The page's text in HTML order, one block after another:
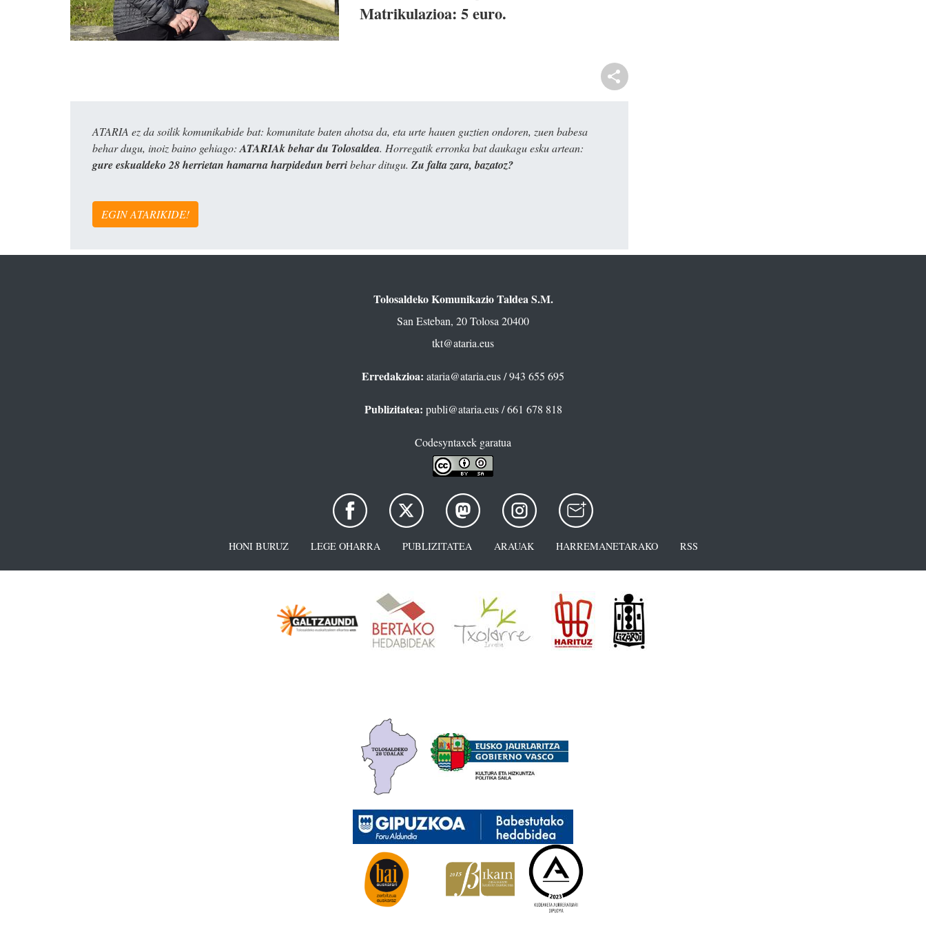
Matrikulazioa: 5 euro.
ATARIA ez da soilik komunikabide bat: komunitate baten ahotsa da, eta urte hauen guztien ondoren, zuen babesa
behar dugu, inoiz baino gehiago: ATARIAk behar du Tolosaldea. Horregatik erronka bat daukagu esku artean:
gure eskualdeko 28 herrietan hamarna harpidedun berribehar ditugu. Zu falta zara, bazatoz?
EGIN ATARIKIDE!
Tolosaldeko Komunikazio Taldea S.M.
San Esteban, 20 Tolosa 20400
tkt@ataria.eus
Erredakzioa: ataria@ataria.eus/ 943 655 695
Publizitatea: publi@ataria.eus/ 661 678 818
Codesyntaxek garatua
HONI BURUZ LEGE OHARRA PUBLIZITATEA ARAUAK HARREMANETARAKO RSS